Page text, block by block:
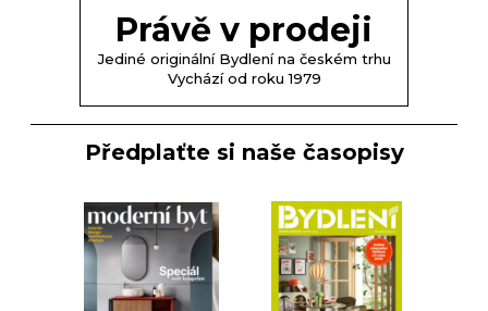
Právě v prodeji
Jediné originální Bydlení na českém trhu
Vychází od roku 1979
Předplaťte si naše časopisy